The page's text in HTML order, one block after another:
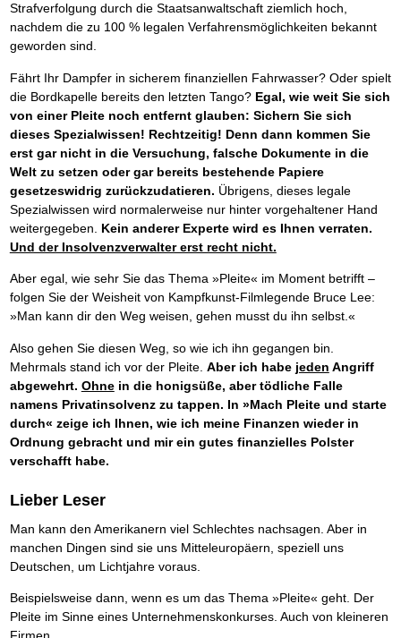
Strafverfolgung durch die Staatsanwaltschaft ziemlich hoch,
nachdem die zu 100 % legalen Verfahrensmöglichkeiten bekannt
geworden sind.
Fährt Ihr Dampfer in sicherem finanziellen Fahrwasser? Oder spielt
die Bordkapelle bereits den letzten Tango? Egal, wie weit Sie sich
von einer Pleite noch entfernt glauben: Sichern Sie sich
dieses Spezialwissen! Rechtzeitig! Denn dann kommen Sie
erst gar nicht in die Versuchung, falsche Dokumente in die
Welt zu setzen oder gar bereits bestehende Papiere
gesetzeswidrig zurückzudatieren. Übrigens, dieses legale
Spezialwissen wird normalerweise nur hinter vorgehaltener Hand
weitergegeben. Kein anderer Experte wird es Ihnen verraten.
Und der Insolvenzverwalter erst recht nicht.
Aber egal, wie sehr Sie das Thema »Pleite« im Moment betrifft –
folgen Sie der Weisheit von Kampfkunst-Filmlegende Bruce Lee:
»Man kann dir den Weg weisen, gehen musst du ihn selbst.«
Also gehen Sie diesen Weg, so wie ich ihn gegangen bin.
Mehrmals stand ich vor der Pleite. Aber ich habe jeden Angriff
abgewehrt. Ohnein die honigsüße, aber tödliche Falle
namens Privatinsolvenz zu tappen. In »Mach Pleite und starte
durch« zeige ich Ihnen, wie ich meine Finanzen wieder in
Ordnung gebracht und mir ein gutes finanzielles Polster
verschafft habe.
Lieber Leser
Man kann den Amerikanern viel Schlechtes nachsagen. Aber in
manchen Dingen sind sie uns Mitteleuropäern, speziell uns
Deutschen, um Lichtjahre voraus.
Beispielsweise dann, wenn es um das Thema »Pleite« geht. Der
Pleite im Sinne eines Unternehmenskonkurses. Auch von kleineren